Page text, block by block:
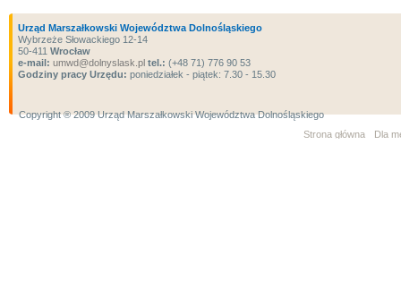
Urząd Marszałkowski Województwa Dolnośląskiego
Wybrzeże Słowackiego 12-14
50-411 Wrocław
e-mail: umwd@dolnyslask.pl tel.: (+48 71) 776 90 53
Godziny pracy Urzędu: poniedziałek - piątek: 7.30 - 15.30
Copyright ® 2009 Urząd Marszałkowski Województwa Dolnośląskiego
Strona główna
Dla